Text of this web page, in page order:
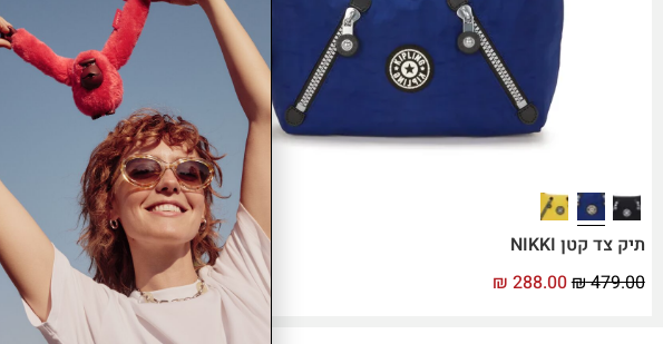
תיק צד קטן NIKKI
₪479.00
₪ 288.00
תיק צד קטן NIKKI
₪479.00
₪240.00